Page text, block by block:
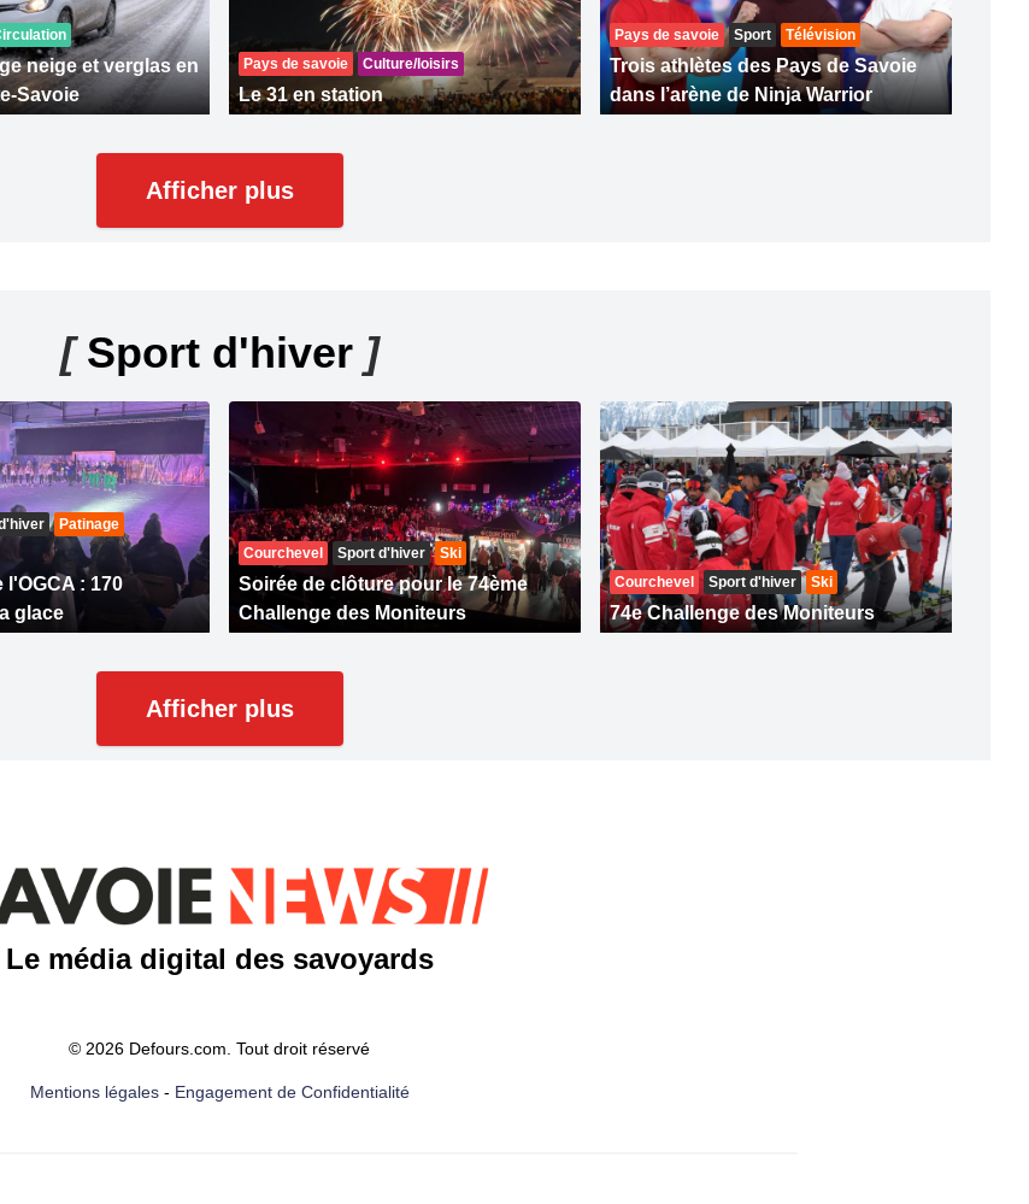
neige et verglas en
Savoie
Pays de savoie Culture/loisirs
Le 31 en station
Pays de savoie Sport Télévision
Trois athlètes des Pays de Savoie
dans l’arène de Ninja Warrior
Afficher plus
[Sport d'hiver ]
Patinage
l'OGCA : 170
glace
Courchevel Sport d'hiver Ski
Soirée de clôture pour le 74ème
Challenge des Moniteurs
Courchevel Sport d'hiver Ski
74e Challenge des Moniteurs
Afficher plus
Le média digital des savoyards
© 2026 Defours.com. Tout droit réservé
Mentions légales- Engagement de Confidentialité